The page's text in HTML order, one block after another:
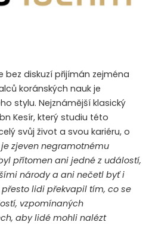
bez diskuzí přijímán zejména
koránských nauk je
stylu. Nejznámější klasický
Kesír, který studiu této
svůj život a svou kariéru, o
je zjeven negramotnému
přítomen ani jedné z událostí,
národy a ani nečetl byť i
lidi překvapil tím, co se
vzpomínaných
aby lidé mohli nalézt